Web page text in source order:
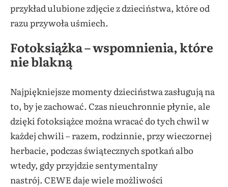
przykład ulubione zdjęcie z dzieciństwa, które od
razu przywoła uśmiech.
Fotoksiążka – wspomnienia, które
nie blakną
Najpiękniejsze momenty dzieciństwa zasługują na
to, by je zachować. Czas nieuchronnie płynie, ale
dzięki fotoksiążce można wracać do tych chwil w
każdej chwili – razem, rodzinnie, przy wieczornej
herbacie, podczas świątecznych spotkań albo
wtedy, gdy przyjdzie sentymentalny
nastrój. CEWE daje wiele możliwości